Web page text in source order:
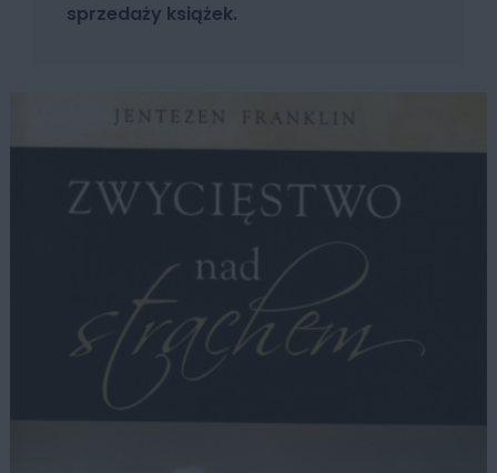
sprzedaży książek.